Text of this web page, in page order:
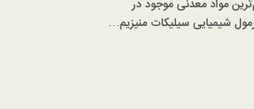
مواد معدنی موجود در
شیمیایی سیلیکات منیزیم…